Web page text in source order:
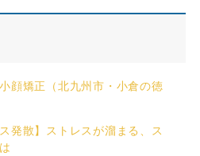
顔矯正（北九州市・小倉の徳
発散】ストレスが溜まる、ス